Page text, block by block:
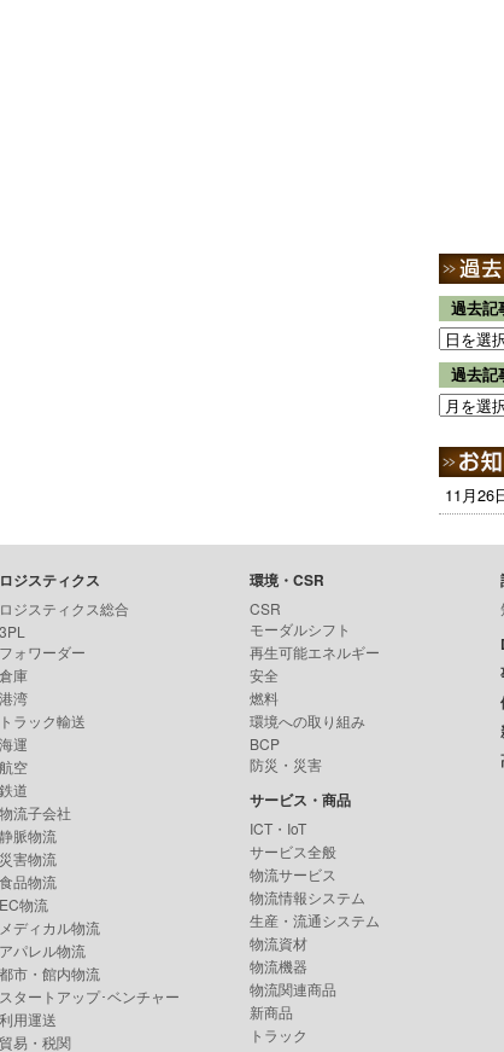
過去記
過去記
11月26
ロジスティクス
ロジスティクス総合
3PL
フォワーダー
倉庫
港湾
トラック輸送
海運
航空
鉄道
物流子会社
静脈物流
災害物流
食品物流
EC物流
メディカル物流
アパレル物流
都市・館内物流
スタートアップ･ベンチャー
利用運送
貿易・税関
環境・CSR
CSR
モーダルシフト
再生可能エネルギー
安全
燃料
環境への取り組み
BCP
防災・災害
サービス・商品
ICT・IoT
サービス全般
物流サービス
物流情報システム
生産・流通システム
物流資材
物流機器
物流関連商品
新商品
トラック